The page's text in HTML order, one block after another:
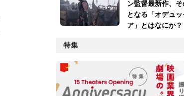
ン監督最新作、
となる「オデュッ
ア」とはなにか？
特集